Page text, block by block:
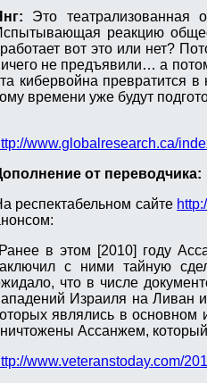
Это театрализованная
реакцию
вот это или нет?
не предъявили… а
кибервойна превратится
времени уже будут
www.globalresearch.ca/
от переводчика:
респектабельном сайте
в этом [2010] году
с ними тайную
что в числе
Израиля на Ливан и
являлись в основном
Ассанжем,
www.veteranstoday.com/